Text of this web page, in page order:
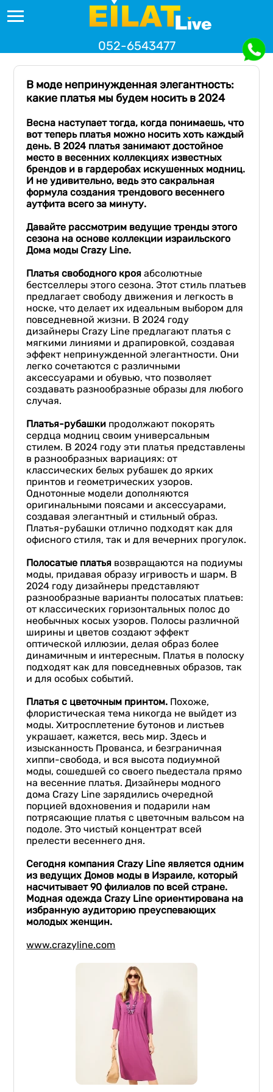
052-6543477
В моде непринужденная элегантность:
какие платья мы будем носить в 2024
Весна наступает тогда, когда понимаешь, что
вот теперь платья можно носить хоть каждый
день. В 2024 платья занимают достойное
место в весенних коллекциях известных
брендов и в гардеробах искушенных модниц.
И не удивительно, ведь это сакральная
формула создания трендового весеннего
аутфита всего за минуту.
Давайте рассмотрим ведущие тренды этого
сезона на основе коллекции израильского
Дома моды Crazy Line.
Платья свободного кроя абсолютные
бестселлеры этого сезона. Этот стиль платьев
предлагает свободу движения и легкость в
носке, что делает их идеальным выбором для
повседневной жизни. В 2024 году
дизайнеры Crazy Line предлагают платья с
мягкими линиями и драпировкой, создавая
эффект непринужденной элегантности. Они
легко сочетаются с различными
аксессуарами и обувью, что позволяет
создавать разнообразные образы для любого
случая.
Платья-рубашки продолжают покорять
сердца модниц своим универсальным
стилем. В 2024 году эти платья представлены
в разнообразных вариациях: от
классических белых рубашек до ярких
принтов и геометрических узоров.
Однотонные модели дополняются
оригинальными поясами и аксессуарами,
создавая элегантный и стильный образ.
Платья-рубашки отлично подходят как для
офисного стиля, так и для вечерних прогулок.
Полосатые платья возвращаются на подиумы
моды, придавая образу игривость и шарм. В
2024 году дизайнеры представляют
разнообразные варианты полосатых платьев:
от классических горизонтальных полос до
необычных косых узоров. Полосы различной
ширины и цветов создают эффект
оптической иллюзии, делая образ более
динамичным и интересным. Платья в полоску
подходят как для повседневных образов, так
и для особых событий.
Платьяс цветочным принтом. Похоже,
флористическая тема никогда не выйдет из
моды. Хитросплетение бутонов и листьев
украшает, кажется, весь мир. Здесь и
изысканность Прованса, и безграничная
хиппи-свобода, и вся высота подиумной
моды, сошедшей со своего пьедестала прямо
на весенние платья. Дизайнеры модного
дома Crazy Line зарядились очередной
порцией вдохновения и подарили нам
потрясающие платья с цветочным вальсом на
подоле. Это чистый концентрат всей
прелести весеннего дня.
Сегодня компания Crazy Line является одним
из ведущих Домов моды в Израиле, который
насчитывает 90 филиалов по всей стране.
Модная одежда Crazy Line ориентирована на
избранную аудиторию преуспевающих
молодых женщин.
www.crazyline.com